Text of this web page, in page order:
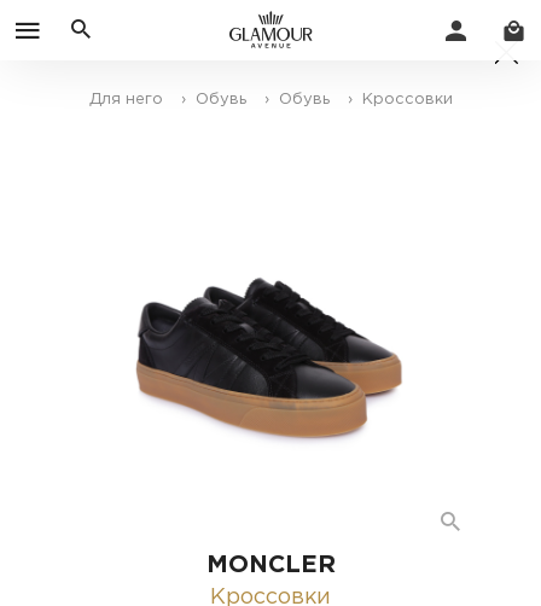
Для него › Обувь › Обувь › Кроссовки
MONCLER
Кроссовки